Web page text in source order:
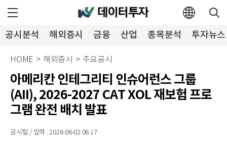
공시분석 해외증시 금융 산업 종목분석 투자뉴스
HOME > 해외증시 > 주요공시
아메리칸 인테그리티 인슈어런스 그룹
(AII), 2026-2027 CAT XOL 재보험 프로
그램 완전 배치 발표
공시팀 / 입력 : 2026-06-02 06:17